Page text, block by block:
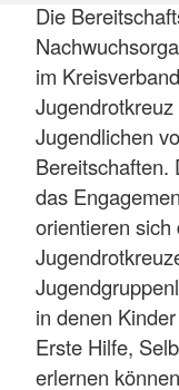
Die
im
Jugendlichen
Bereitschaften.
das
orientieren
in denen
Erste Hilfe,
erlernen